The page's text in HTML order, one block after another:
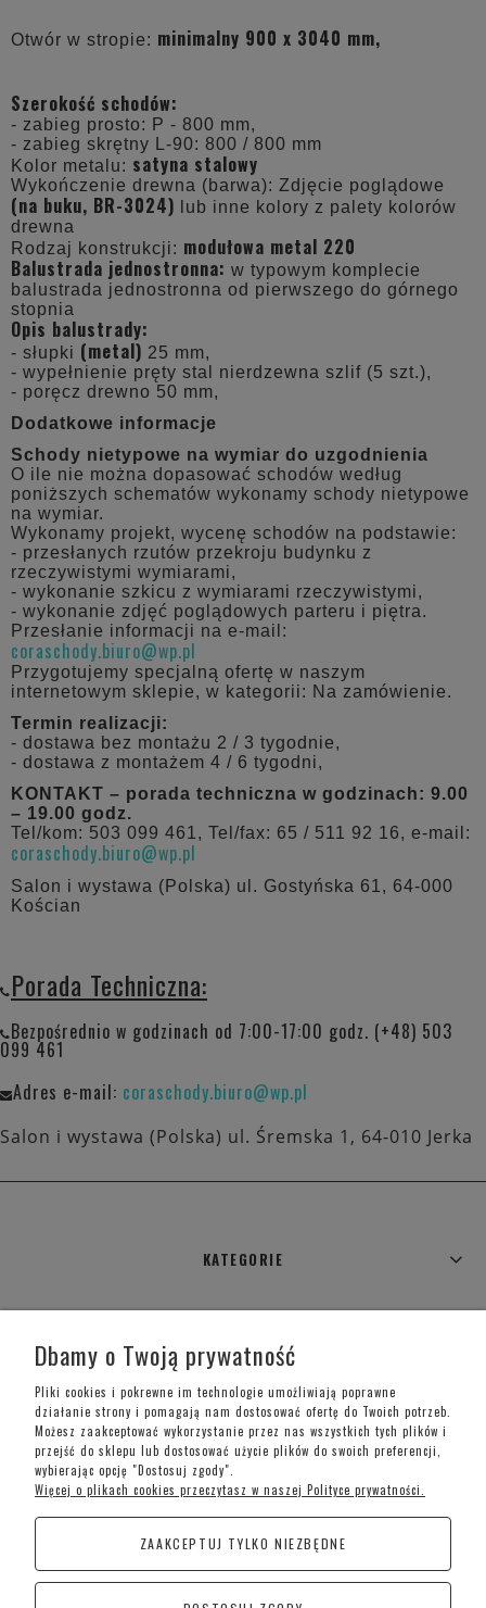
Otwór w stropie: minimalny 900 x 3040 mm,
Szerokość schodów:
- zabieg prosto: P - 800 mm,
- zabieg skrętny L-90: 800 / 800 mm
Kolor metalu: satyna stalowy
Wykończenie drewna (barwa): Zdjęcie poglądowe
(na buku, BR-3024) lub inne kolory z palety kolorów
drewna
Rodzaj konstrukcji: modułowa metal 220
Balustrada jednostronna: w typowym komplecie
balustrada jednostronna od pierwszego do górnego
stopnia
Opis balustrady:
- słupki (metal) 25 mm,
- wypełnienie pręty stal nierdzewna szlif (5 szt.),
- poręcz drewno 50 mm,
Dodatkowe informacje
Schody nietypowe na wymiar do uzgodnienia
O ile nie można dopasować schodów według
poniższych schematów wykonamy schody nietypowe
na wymiar.
Wykonamy projekt, wycenę schodów na podstawie:
- przesłanych rzutów przekroju budynku z
rzeczywistymi wymiarami,
- wykonanie szkicu z wymiarami rzeczywistymi,
- wykonanie zdjęć poglądowych parteru i piętra.
Przesłanie informacji na e-mail:
coraschody.biuro@wp.pl
Przygotujemy specjalną ofertę w naszym
internetowym sklepie, w kategorii: Na zamówienie.
Termin realizacji:
- dostawa bez montażu 2 / 3 tygodnie,
- dostawa z montażem 4 / 6 tygodni,
KONTAKT – porada techniczna w godzinach: 9.00
– 19.00 godz.
Tel/kom: 503 099 461, Tel/fax: 65 / 511 92 16, e-mail:
coraschody.biuro@wp.pl
Salon i wystawa (Polska) ul. Gostyńska 61, 64-000
Kościan
Porada Techniczna:
Bezpośrednio w godzinach od 7:00-17:00 godz. (+48) 503
099 461
Adres e-mail: coraschody.biuro@wp.pl
Salon i wystawa (Polska) ul. Śremska 1, 64-010 Jerka
KATEGORIE
MOJE KONTO
INFORMACJE O SKLEPIE
Telefon kontaktowy –+48 697 733 970
Poniedziałek-Piątek: 09:00 - 19:00,
Dbamy o Twoją prywatność
Pliki cookies i pokrewne im technologie umożliwiają poprawne
działanie strony i pomagają nam dostosować ofertę do Twoich potrzeb.
Możesz zaakceptować wykorzystanie przez nas wszystkich tych plików i
przejść do sklepu lub dostosować użycie plików do swoich preferencji,
wybierając opcję "Dostosuj zgody".
Więcej o plikach cookies przeczytasz w naszej Polityce prywatności.
ZAAKCEPTUJ TYLKO NIEZBĘDNE